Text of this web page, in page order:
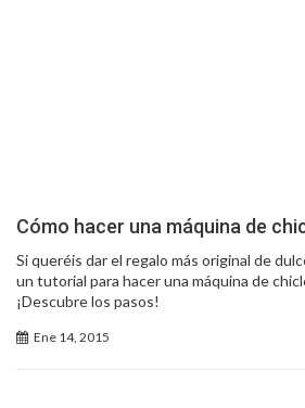
Cómo hacer una máquina de
Si queréis dar el regalo más original de
un tutorial para hacer una máquina de
¡Descubre los pasos!
Ene 14, 2015